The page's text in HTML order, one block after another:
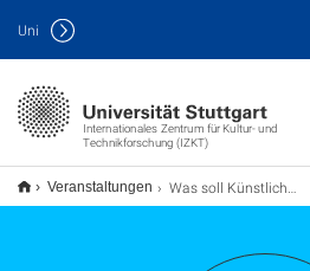
Internationales Zentrum für Kultur- und
Technikforschung (IZKT)
Uni
Veranstaltungen Was soll Künstliche Intelligenz können dürfen? Den BürgerInnen gehört die Bühne!